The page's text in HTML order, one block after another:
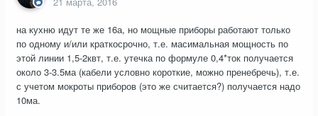
на кухню идут те же 16а, но мощные приборы работают только
по одному и/или краткосрочно, т.е. масимальная мощность по
этой линии 1,5-2квт, т.е. утечка по формуле 0,4*ток получается
около 3-3.5ма (кабели условно короткие, можно пренебречь), т.е.
с учетом мокроты приборов (это же считается?) получается надо
10ма.